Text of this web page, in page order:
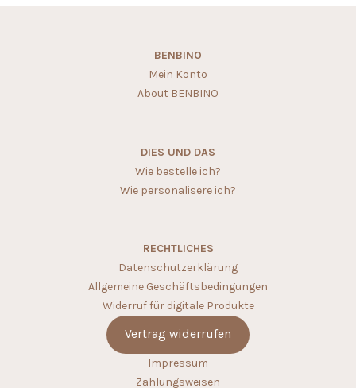
BENBINO
Mein Konto
About BENBINO
DIES UND DAS
Wie bestelle ich?
Wie personalisere ich?
RECHTLICHES
Datenschutzerklärung
Allgemeine Geschäftsbedingungen
Widerruf für digitale Produkte
Vertrag widerrufen
Impressum
Zahlungsweisen